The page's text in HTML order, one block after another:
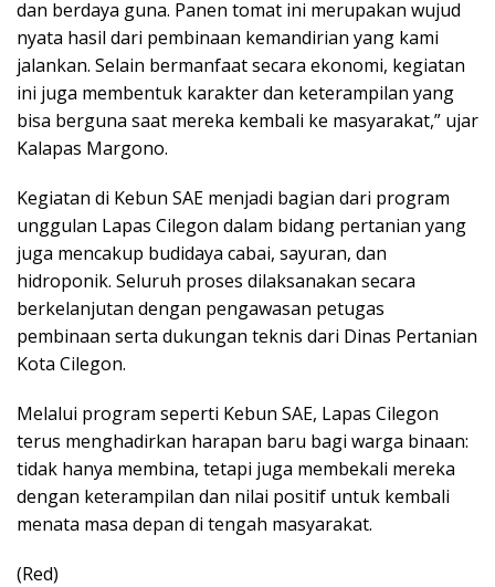
dan berdaya guna. Panen tomat ini merupakan wujud
nyata hasil dari pembinaan kemandirian yang kami
jalankan. Selain bermanfaat secara ekonomi, kegiatan
ini juga membentuk karakter dan keterampilan yang
bisa berguna saat mereka kembali ke masyarakat,” ujar
Kalapas Margono.
Kegiatan di Kebun SAE menjadi bagian dari program
unggulan Lapas Cilegon dalam bidang pertanian yang
juga mencakup budidaya cabai, sayuran, dan
hidroponik. Seluruh proses dilaksanakan secara
berkelanjutan dengan pengawasan petugas
pembinaan serta dukungan teknis dari Dinas Pertanian
Kota Cilegon.
Melalui program seperti Kebun SAE, Lapas Cilegon
terus menghadirkan harapan baru bagi warga binaan:
tidak hanya membina, tetapi juga membekali mereka
dengan keterampilan dan nilai positif untuk kembali
menata masa depan di tengah masyarakat.
(Red)